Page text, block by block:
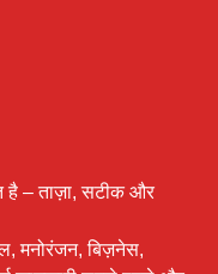
– ताज़ा, सटीक और
मनोरंजन, बिज़नेस,